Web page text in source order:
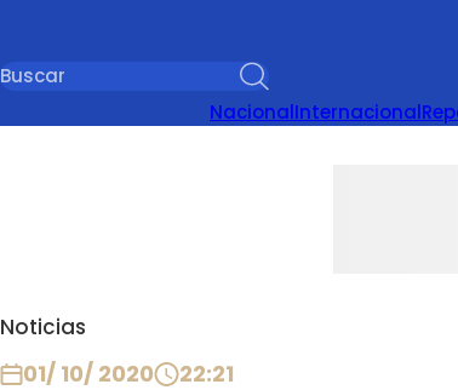
NacionalInternacional
Noticias
01/ 10/ 2020 22:21